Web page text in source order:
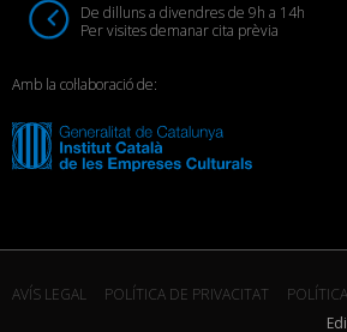
De dilluns a divendres de 9h a 14h
Per visites demanar cita prèvia
Amb la col·laboració de:
AVÍS LEGAL POLÍTICA DE PRIVACITAT